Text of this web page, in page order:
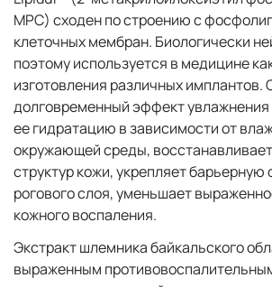
МРС) сходен по строению с
клеточных мембран. Биологически
поэтому используется в медицине
изготовления различных имплантов.
долговременный эффект увлажнения
ее гидратацию в зависимости от
окружающей среды,
структур кожи, укрепляет
рогового слоя, уменьшает
кожного воспаления.
Экстракт шлемника байкальского
выраженным